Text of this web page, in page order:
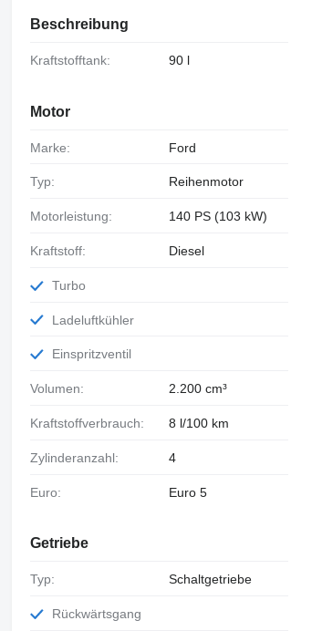
Beschreibung
Kraftstofftank: 90 l
Motor
Marke: Ford
Typ: Reihenmotor
Motorleistung: 140 PS (103 kW)
Kraftstoff: Diesel
Turbo
Ladeluftkühler
Einspritzventil
Volumen: 2.200 cm³
Kraftstoffverbrauch: 8 l/100 km
Zylinderanzahl: 4
Euro: Euro 5
Getriebe
Typ: Schaltgetriebe
Rückwärtsgang